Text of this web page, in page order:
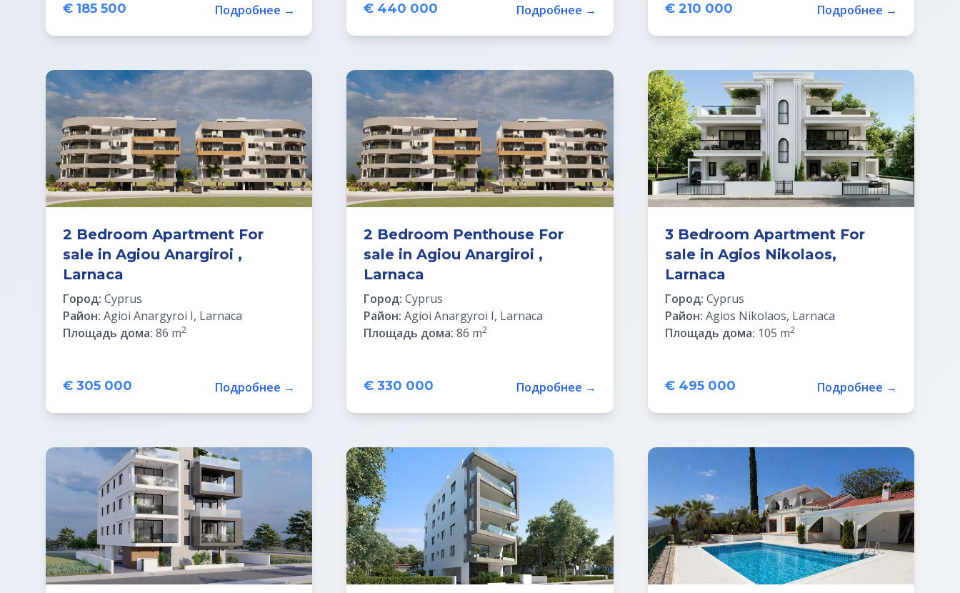
€ 185 500 Подробнее → € 440 000 Подробнее → € 210 000 Подробнее →
2 Bedroom Apartment For
sale in Agiou Anargiroi ,
Larnaca
Город: Cyprus
Район: Agioi Anargyroi I, Larnaca
Площадь дома: 86 m2
€ 305 000 Подробнее →
2 Bedroom Penthouse For
sale in Agiou Anargiroi ,
Larnaca
Город: Cyprus
Район: Agioi Anargyroi I, Larnaca
Площадь дома: 86 m2
€ 330 000 Подробнее →
3 Bedroom Apartment For
sale in Agios Nikolaos,
Larnaca
Город: Cyprus
Район: Agios Nikolaos, Larnaca
Площадь дома: 105 m2
€ 495 000 Подробнее →